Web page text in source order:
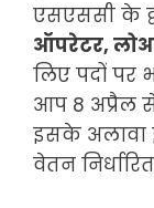
एसएससी के
ऑपरेटर,
लिए पदों पर
आप 8 अप्रैल
इसके अलावा
वेतन